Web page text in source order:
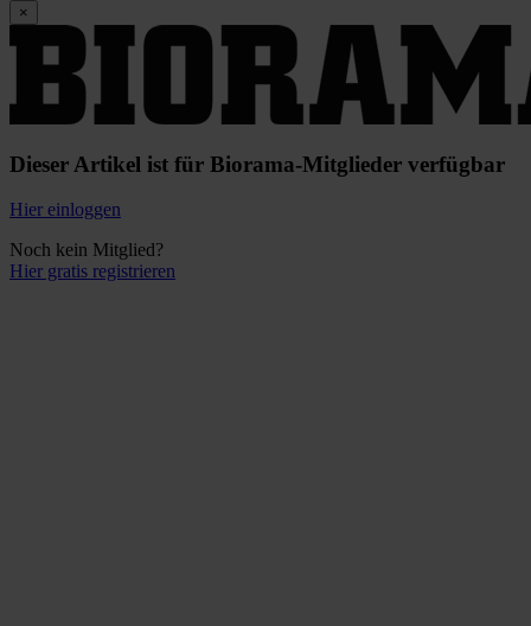
×
Dieser Artikel ist für Biorama-Mitglieder verfügbar
Hier einloggen
Noch kein Mitglied?
Hier gratis registrieren